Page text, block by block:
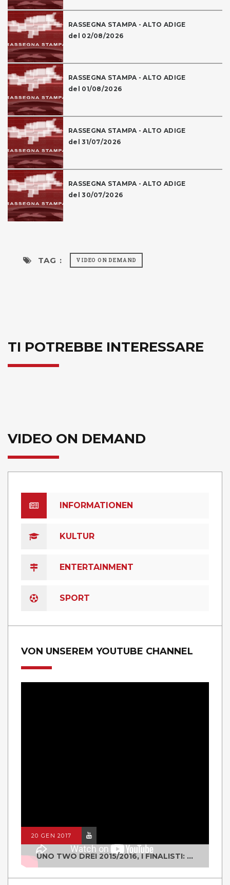
RASSEGNA STAMPA - ALTO ADIGE
del 02/08/2026
RASSEGNA STAMPA - ALTO ADIGE
del 01/08/2026
RASSEGNA STAMPA - ALTO ADIGE
del 31/07/2026
RASSEGNA STAMPA - ALTO ADIGE
del 30/07/2026
TAG : VIDEO ON DEMAND
TI POTREBBE INTERESSARE
VIDEO ON DEMAND
INFORMATIONEN
KULTUR
ENTERTAINMENT
SPORT
VON UNSEREM YOUTUBE CHANNEL
20 GEN 2017
UNO TWO DREI 2015/2016, I FINALISTI: CLASSE IV ALS ISTITUTO "DEGASPERI" BORGO VALSUGANA